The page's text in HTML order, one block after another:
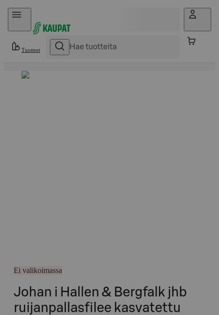
Hyppää sisältöön
Tuotteet
Ei valikoimassa
Johan i Hallen & Bergfalk jhb
ruijanpallasfilee kasvatettu